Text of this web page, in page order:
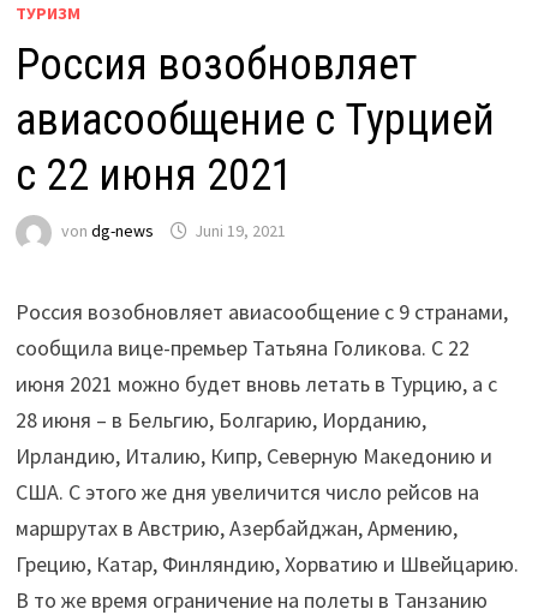
ТУРИЗМ
Россия возобновляет
авиасообщение с Турцией
с 22 июня 2021
von dg-news Juni 19, 2021
Россия возобновляет авиасообщение с 9 странами,
сообщила вице-премьер Татьяна Голикова. С 22
июня 2021 можно будет вновь летать в Турцию, а с
28 июня – в Бельгию, Болгарию, Иорданию,
Ирландию, Италию, Кипр, Северную Македонию и
США. С этого же дня увеличится число рейсов на
маршрутах в Австрию, Азербайджан, Армению,
Грецию, Катар, Финляндию, Хорватию и Швейцарию.
В то же время ограничение на полеты в Танзанию